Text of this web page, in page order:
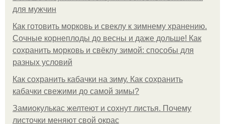
для мужчин
Как готовить морковь и свеклу к зимнему хранению.
Сочные корнеплоды до весны и даже дольше! Как
сохранить морковь и свёклу зимой: способы для
разных условий
Как сохранить кабачки на зиму. Как сохранить
кабачки свежими до самой зимы?
Замиокулькас желтеют и сохнут листья. Почему
листочки меняют свой окрас